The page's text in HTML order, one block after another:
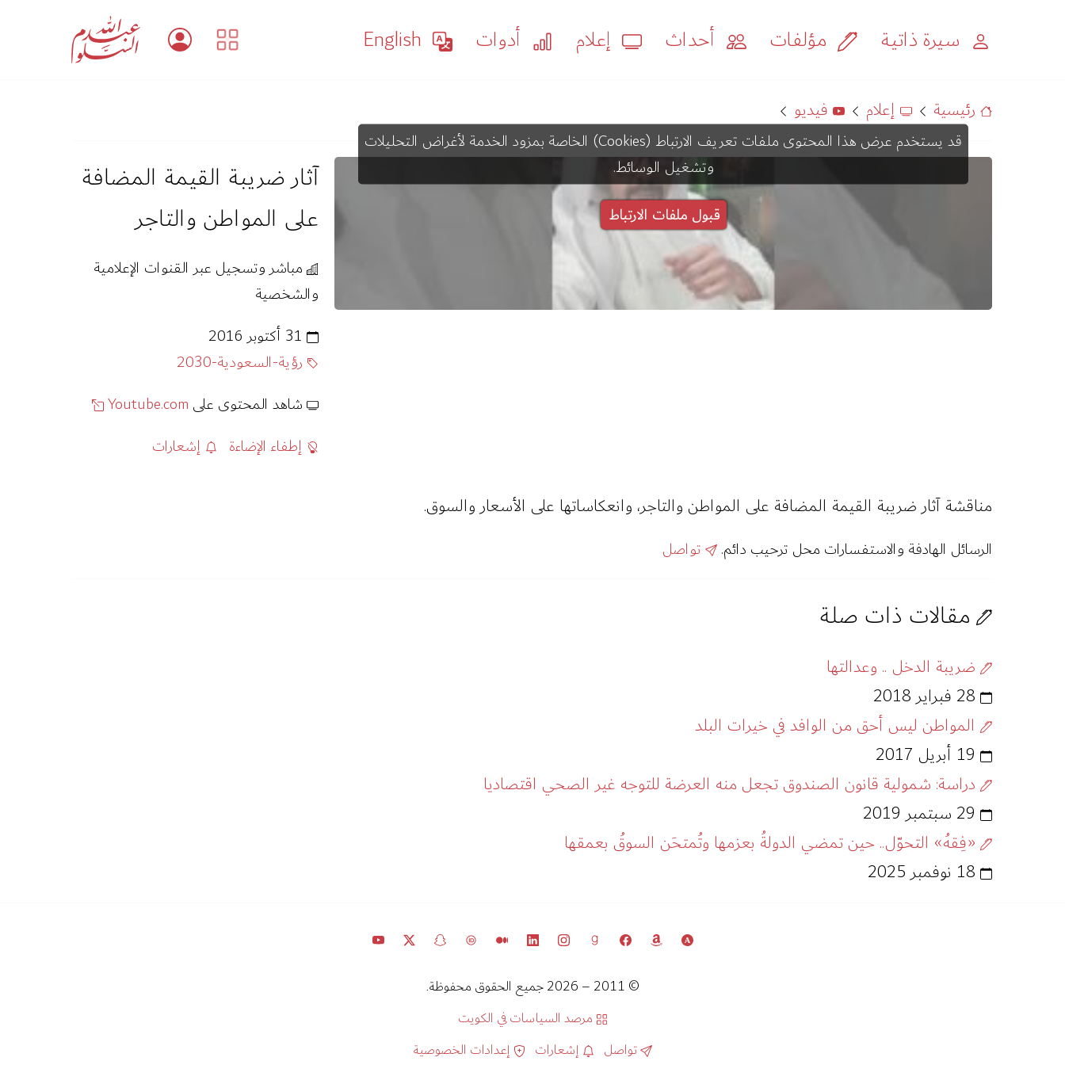
سيرة ذاتية مؤلفات أحداث إعلام أدوات
رئيسية إعلام فيديو
قد يستخدم عرض هذا المحتوى ملفات تعريف الارتباط (Cookies) الخاصة بمزود الخدمة لأغراض التحليلات
وتشغيل الوسائط.
قبول ملفات الارتباط
آثار ضريبة القيمة المضافة
على المواطن والتاجر
مباشر وتسجيل عبر القنوات الإعلامية
والشخصية
رؤية-السعودية-2030
شاهد المحتوى على Youtube.com
إطفاء الإضاءة
إشعارات
مناقشة آثار ضريبة القيمة المضافة على المواطن والتاجر، وانعكاساتها على الأسعار والسوق.
الرسائل الهادفة والاستفسارات محل ترحيب دائم. تواصل
مقالات ذات صلة
ضريبة الدخل .. وعدالتها
المواطن ليس أحق من الوافد في خيرات البلد
دراسة: شمولية قانون الصندوق تجعل منه العرضة للتوجه غير الصحي اقتصاديا
«فِقهُ» التحوّل.. حين تمضي الدولةُ بعزمها وتُمتحَن السوقُ بعمقها
© 2011 – 2026 جميع الحقوق محفوظة.
مرصد السياسات في الكويت
تواصل
إشعارات إعدادات الخصوصية